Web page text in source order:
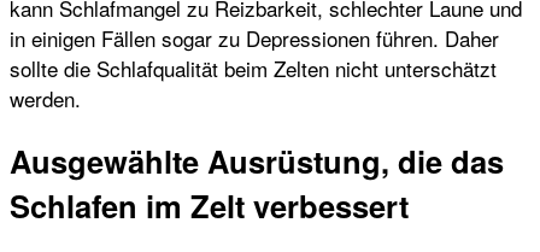
kann Schlafmangel zu Reizbarkeit, schlechter Laune und
in einigen Fällen sogar zu Depressionen führen. Daher
sollte die Schlafqualität beim Zelten nicht unterschätzt
werden.
Ausgewählte Ausrüstung, die das
Schlafen im Zelt verbessert